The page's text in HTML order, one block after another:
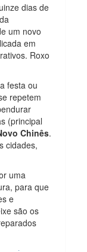
dias de
um novo
em
Roxo
festa ou
repetem
(principal
Chinês.
cidades,
uma
para que
e
são os